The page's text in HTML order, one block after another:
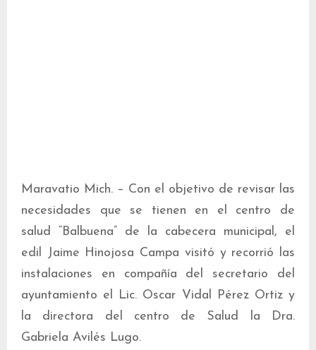
Maravatio Mich. – Con el objetivo de revisar las
necesidades que se tienen en el centro de
salud “Balbuena” de la cabecera municipal, el
edil Jaime Hinojosa Campa visitó y recorrió las
instalaciones en compañía del secretario del
ayuntamiento el Lic. Oscar Vidal Pérez Ortiz y
la directora del centro de Salud la Dra.
Gabriela Avilés Lugo.